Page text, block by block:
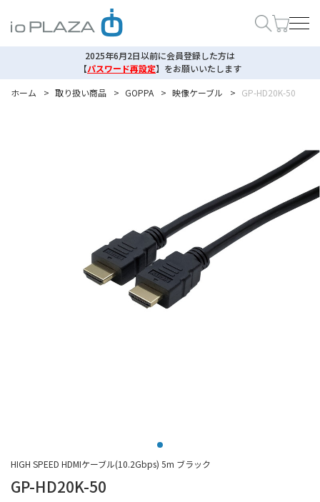
2025年6月2日以前に会員登録した方は
【パスワード再設定】 をお願いいたします
ホーム
> 取り扱い商品 > GOPPA > 映像ケーブル > GP-HD20K-50
GP-HD20K-50
HIGH SPEED HDMIケーブル(10.2Gbps) 5m ブラック